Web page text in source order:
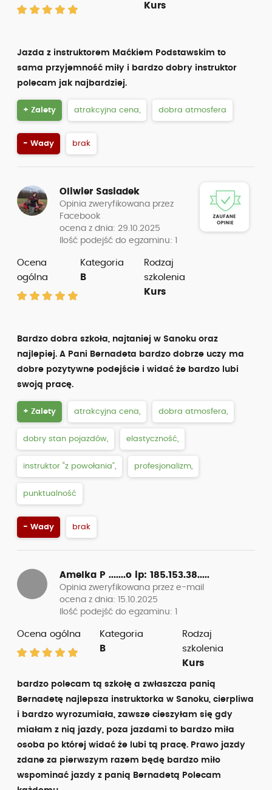
Kurs
Jazda z instruktorem Maćkiem Podstawskim to
sama przyjemność miły i bardzo dobry instruktor
polecam jak najbardziej.
+ Zalety atrakcyjna cena, dobra atmosfera
- Wady brak
Oliwier Sasiadek
Opinia zweryfikowana przez
Facebook
ocena z dnia: 29.10.2025
Ilość podejść do egzaminu: 1
Ocena
ogólna
Kategoria
B
Rodzaj
szkolenia
Kurs
Bardzo dobra szkoła, najtaniej w Sanoku oraz
najlepiej. A Pani Bernadeta bardzo dobrze uczy ma
dobre pozytywne podejście i widać że bardzo lubi
swoją pracę.
+ Zalety atrakcyjna cena, dobra atmosfera,
dobry stan pojazdów, elastyczność,
instruktor “z powołania”, profesjonalizm,
punktualność
- Wady brak
Amelka P .......o ip: 185.153.38.....
Opinia zweryfikowana przez e-mail
ocena z dnia: 15.10.2025
Ilość podejść do egzaminu: 1
Ocena ogólna
Kategoria
B
Rodzaj
szkolenia
Kurs
bardzo polecam tą szkołę a zwłaszcza panią
Bernadetę najlepsza instruktorka w Sanoku, cierpliwa
i bardzo wyrozumiała, zawsze cieszyłam się gdy
miałam z nią jazdy, poza jazdami to bardzo miła
osoba po której widać że lubi tą pracę. Prawo jazdy
zdane za pierwszym razem będę bardzo miło
wspominać jazdy z panią Bernadetą Polecam